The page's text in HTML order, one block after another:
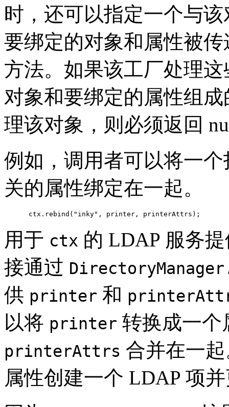
时，还可以指定一个与
要绑定的对象和属性被
方法。如果该工厂处理
对象和要绑定的属性组
理该对象，则必须返回
例如，调用者可以将一
关的属性绑定在一起。
用于 ctx 的 LDAP 服务
接通过
供 printer 和
以将 printer 转换成一个
printerAttrs 合并在一
属性创建一个 LDAP 项